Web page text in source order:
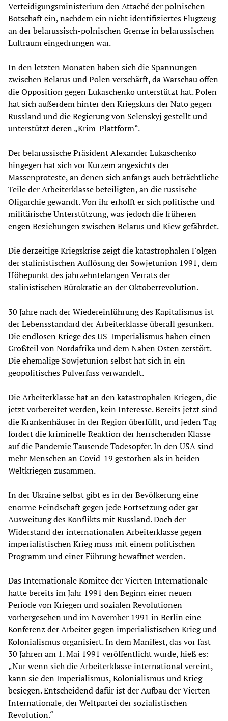
Verteidigungsministerium den Attaché der polnischen
Botschaft ein, nachdem ein nicht identifiziertes Flugzeug
an der belarussisch-polnischen Grenze in belarussischen
Luftraum eingedrungen war.
In den letzten Monaten haben sich die Spannungen
zwischen Belarus und Polen verschärft, da Warschau offen
die Opposition gegen Lukaschenko unterstützt hat. Polen
hat sich außerdem hinter den Kriegskurs der Nato gegen
Russland und die Regierung von Selenskyj gestellt und
unterstützt deren „Krim-Plattform“.
Der belarussische Präsident Alexander Lukaschenko
hingegen hat sich vor Kurzem angesichts der
Massenproteste, an denen sich anfangs auch beträchtliche
Teile der Arbeiterklasse beteiligten, an die russische
Oligarchie gewandt. Von ihr erhofft er sich politische und
militärische Unterstützung, was jedoch die früheren
engen Beziehungen zwischen Belarus und Kiew gefährdet.
Die derzeitige Kriegskrise zeigt die katastrophalen Folgen
der stalinistischen Auflösung der Sowjetunion 1991, dem
Höhepunkt des jahrzehntelangen Verrats der
stalinistischen Bürokratie an der Oktoberrevolution.
30 Jahre nach der Wiedereinführung des Kapitalismus ist
der Lebensstandard der Arbeiterklasse überall gesunken.
Die endlosen Kriege des US-Imperialismus haben einen
Großteil von Nordafrika und dem Nahen Osten zerstört.
Die ehemalige Sowjetunion selbst hat sich in ein
geopolitisches Pulverfass verwandelt.
Die Arbeiterklasse hat an den katastrophalen Kriegen, die
jetzt vorbereitet werden, kein Interesse. Bereits jetzt sind
die Krankenhäuser in der Region überfüllt, und jeden Tag
fordert die kriminelle Reaktion der herrschenden Klasse
auf die Pandemie Tausende Todesopfer. In den USA sind
mehr Menschen an Covid-19 gestorben als in beiden
Weltkriegen zusammen.
In der Ukraine selbst gibt es in der Bevölkerung eine
enorme Feindschaft gegen jede Fortsetzung oder gar
Ausweitung des Konflikts mit Russland. Doch der
Widerstand der internationalen Arbeiterklasse gegen
imperialistischen Krieg muss mit einem politischen
Programm und einer Führung bewaffnet werden.
Das Internationale Komitee der Vierten Internationale
hatte bereits im Jahr 1991 den Beginn einer neuen
Periode von Kriegen und sozialen Revolutionen
vorhergesehen und im November 1991 in Berlin eine
Konferenz der Arbeiter gegen imperialistischen Krieg und
Kolonialismus organisiert. In dem Manifest, das vor fast
30 Jahren am 1. Mai 1991 veröffentlicht wurde, hieß es:
„Nur wenn sich die Arbeiterklasse international vereint,
kann sie den Imperialismus, Kolonialismus und Krieg
besiegen. Entscheidend dafür ist der Aufbau der Vierten
Internationale, der Weltpartei der sozialistischen
Revolution.“